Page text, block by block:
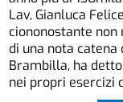
Lav, Gianluca
ciononostante non
di una nota
Brambilla, ha
nei propri esercizi